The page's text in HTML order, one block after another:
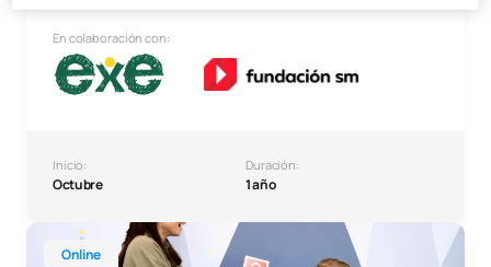
En colaboración con:
Inicio:
Octubre
Duración:
1 año
Online
Master Universitario en Atención a la Diversidad y